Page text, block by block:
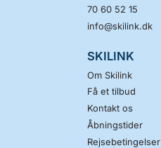
70 60 52 15
info@skilink.dk
SKILINK
Om Skilink
Få et tilbud
Kontakt os
Åbningstider
Rejsebetingelser